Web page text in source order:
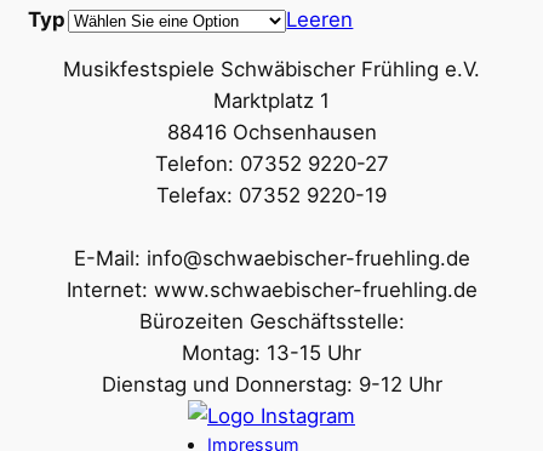
Typ Leeren
Musikfestspiele Schwäbischer Frühling e.V.
Marktplatz 1
88416 Ochsenhausen
Telefon: 07352 9220-27
Telefax: 07352 9220-19
E-Mail: info@schwaebischer-fruehling.de
Internet: www.schwaebischer-fruehling.de
Bürozeiten Geschäftsstelle:
Montag: 13-15 Uhr
Dienstag und Donnerstag: 9-12 Uhr
Impressum